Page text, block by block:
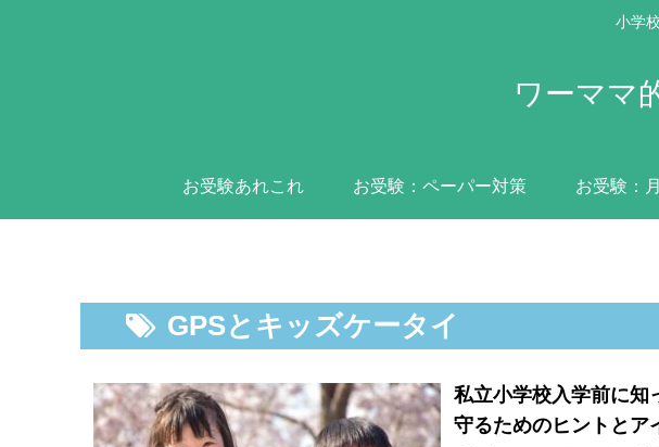
小学
ワーママ
お受験あれこれ お受験：ペーパー対策 お受験：
GPSとキッズケータイ
私立小学校入学前に知
守るためのヒントとア